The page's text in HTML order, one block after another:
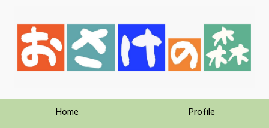
Home
Profile